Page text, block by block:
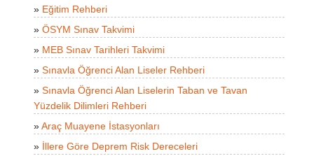
» Eğitim Rehberi
» ÖSYM Sınav Takvimi
» MEB Sınav Tarihleri Takvimi
» Sınavla Öğrenci Alan Liseler Rehberi
» Sınavla Öğrenci Alan Liselerin Taban ve Tavan
Yüzdelik Dilimleri Rehberi
»Araç Muayene İstasyonları
» İllere Göre Deprem Risk Dereceleri